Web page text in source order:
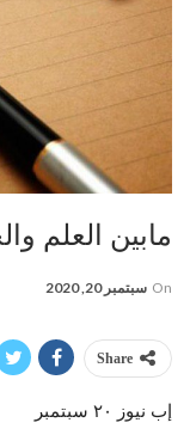
مابين العلم
On سبتمبر 20, 2020
Share
إب نيوز ٢٠ سبتمبر